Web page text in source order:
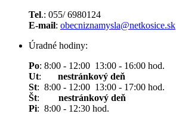
Tel.: 055/ 6980124
E-mail: obecniznamysla@netkosice.sk
Úradné hodiny:
Po: 8:00 - 12:00 13:00 - 16:00 hod.
Ut:
nestránkový deň
St: 8:00 - 12:00 13:00 - 17:00 hod.
Št: nestránkový deň
Pi: 8:00 - 12:30 hod.